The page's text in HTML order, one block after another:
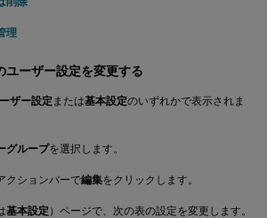
理
ユーザー設定を変更する
ザー設定 または基本設定のいずれかで表示されま
グループを選択します。
クションバーで編集をクリックします。
基本設定 ）ページで、次の表の設定を変更します。